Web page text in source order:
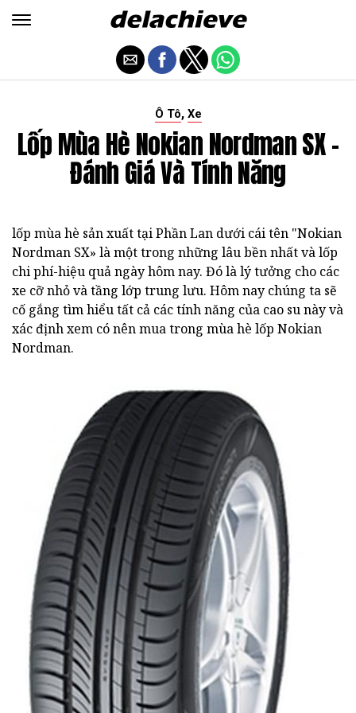
Ô Tô, Xe
Lốp Mùa Hè Nokian Nordman SX -
Đánh Giá Và Tính Năng
lốp mùa hè sản xuất tại Phần Lan dưới cái tên "Nokian
Nordman SX» là một trong những lâu bền nhất và lốp
chi phí-hiệu quả ngày hôm nay. Đó là lý tưởng cho các
xe cỡ nhỏ và tầng lớp trung lưu. Hôm nay chúng ta sẽ
cố gắng tìm hiểu tất cả các tính năng của cao su này và
xác định xem có nên mua trong mùa hè lốp Nokian
Nordman.